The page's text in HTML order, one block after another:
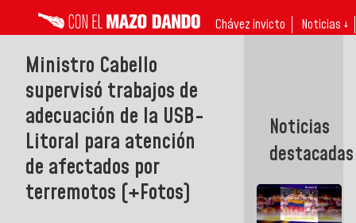
Chávez invicto Noticias ↓
Ministro Cabello
supervisó trabajos de
adecuación de la USB-
Litoral para atención
de afectados por
terremotos (+Fotos)
Noticias
destacadas